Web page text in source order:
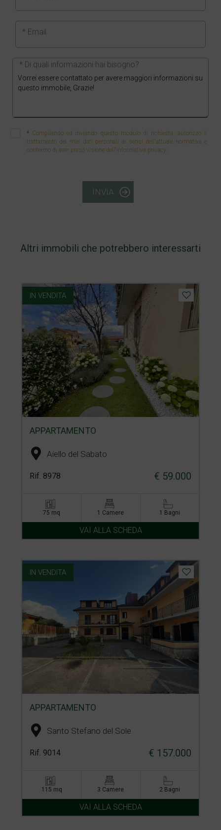
* Email
* Di quali informazioni hai bisogno?
* Compilando ed inviando questo modulo di richiesta, autorizzo il
trattamento dei miei dati personali ai sensi dell'attuale normativa e
confermo di aver preso visione dell'informativa privacy.
INVIA
Altri immobili che potrebbero interessarti
IN VENDITA
APPARTAMENTO
Aiello del Sabato
Rif. 8978 € 59.000
75 mq 1 Camere 1 Bagni
VAI ALLA SCHEDA
IN VENDITA
APPARTAMENTO
Santo Stefano del Sole
Rif. 9014 € 157.000
115 mq 3 Camere 2 Bagni
VAI ALLA SCHEDA